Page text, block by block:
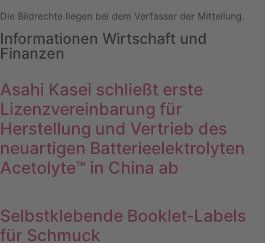
Die Bildrechte liegen bei dem Verfasser der Mitteilung.
Informationen Wirtschaft und
Finanzen
Asahi Kasei schließt erste
Lizenzvereinbarung für
Herstellung und Vertrieb des
neuartigen Batterieelektrolyten
Acetolyte™ in China ab
Selbstklebende Booklet-Labels
für Schmuck